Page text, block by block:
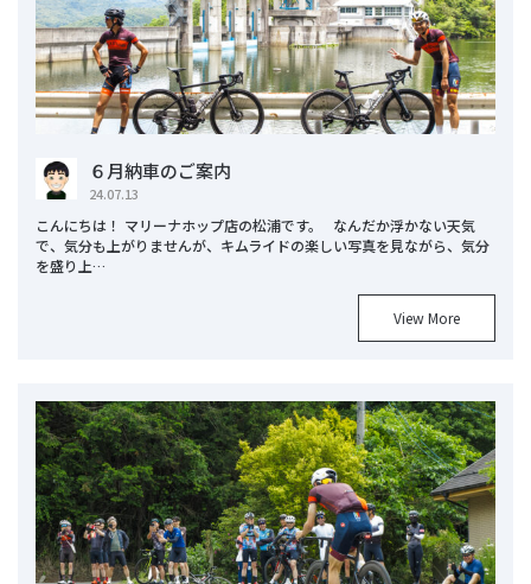
６月納車のご案内
24.07.13
こんにちは！ マリーナホップ店の松浦です。 なんだか浮かない天気
で、気分も上がりませんが、キムライドの楽しい写真を見ながら、気分
を盛り上…
View More